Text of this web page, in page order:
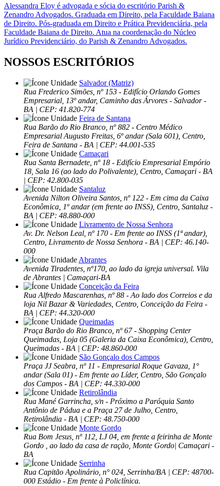
Alessandra Eloy é advogada e sócia do escritório Parish &
Zenandro Advogados. Graduada em Direito, pela Faculdade Baiana
de Direito. Pós-graduada em Direito e Prática Previdenciária, pela
Faculdade Baiana de Direito. Atua na coordenação do Núcleo
Jurídico Previdenciário, do Parish & Zenandro Advogados.
NOSSOS ESCRITÓRIOS
Salvador (Matriz)
Rua Frederico Simões, nº 153 - Edifício Orlando Gomes
Empresarial, 13º andar, Caminho das Árvores - Salvador -
BA | CEP: 41.820-774
Feira de Santana
Rua Barão do Rio Branco, nº 882 - Centro Médico
Empresarial Augusto Freitas, 6º andar (Sala 601), Centro,
Feira de Santana - BA | CEP: 44.001-535
Camaçari
Rua Santa Bernadete, nº 18 - Edifício Empresarial Empório
18, Sala 16 (ao lado do Polivalente), Centro, Camaçari - BA
| CEP: 42.800-035
Santaluz
Avenida Nilton Oliveira Santos, nº 122 - Em cima da Caixa
Econômica, 1º andar (em frente ao INSS), Centro, Santaluz -
BA | CEP: 48.880-000
Livramento de Nossa Senhora
Av. Dr. Nelson Leal, nº 170 - Em frente ao INSS (1ª andar),
Centro, Livramento de Nossa Senhora - BA | CEP: 46.140-
000
Abrantes
Avenida Tiradentes, nº170, ao lado da igreja universal. Vila
de Abrantes | Camaçari-BA
Conceição da Feira
Rua Alfredo Mascarenhas, nº 88 - Ao lado dos Correios e da
loja Nil Bazar & Variedades, Centro, Conceição da Feira -
BA | CEP: 44.320-000
Queimadas
Praça Barão do Rio Branco, nº 67 - Shopping Center
Queimadas, Loja 05 (Galeria da Caixa Econômica), Centro,
Queimadas - BA | CEP: 48.860-000
São Gonçalo dos Campos
Praça JJ Seabra, nº 11 - Empresarial Roque Gavaza, 1°
andar (Sala 01) - Em frente ao Líder, Centro, São Gonçalo
dos Campos - BA | CEP: 44.330-000
Retirolândia
Rua Mané Garrincha, s/n - Próximo a Paróquia Santo
Antônio de Pádua e a Praça 27 de Julho, Centro,
Retirolândia - BA | CEP: 48.750-000
Monte Gordo
Rua Bom Jesus, nº 112, LJ 04, em frente a feirinha de Monte
Gordo , ao lado da casa de ração, Monte Gordo| Camaçari -
BA
Serrinha
Rua Capitão Apolinário, n° 024, Serrinha/BA | CEP: 48700-
000 Estádio - Em frente à Policlínica.